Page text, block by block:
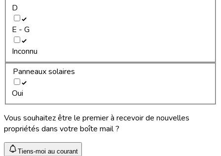
D
E - G
Inconnu
Panneaux solaires
Oui
Vous souhaitez être le premier à recevoir de nouvelles
propriétés dans votre boîte mail ?
Tiens-moi au courant